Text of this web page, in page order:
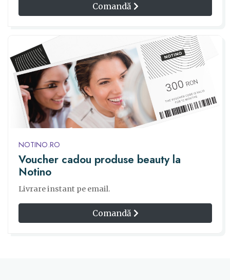
Comandă
NOTINO.RO
Voucher cadou produse beauty la
Notino
Livrare instant pe email.
Comandă